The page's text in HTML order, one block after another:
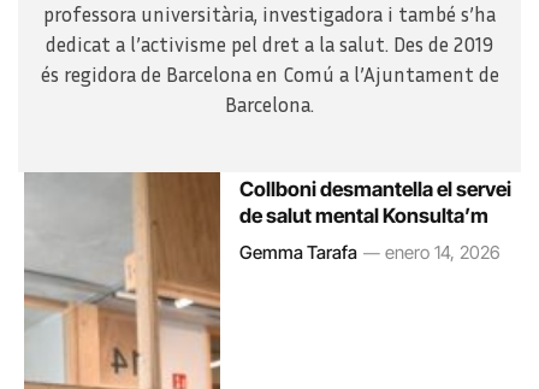
professora universitària, investigadora i també s’ha
dedicat a l’activisme pel dret a la salut. Des de 2019
és regidora de Barcelona en Comú a l’Ajuntament de
Barcelona.
Collboni desmantella el servei
de salut mental Konsulta’m
Gemma Tarafa enero 14, 2026